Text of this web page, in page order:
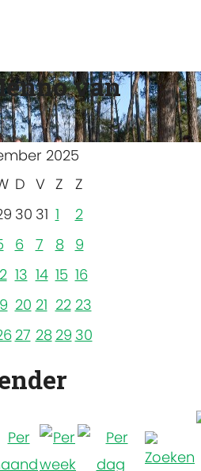
van
2025
D V Z
Z
30 31 1
2
6 7 8
9
13 14 15 16
20 21 22 23
27 28 29 30